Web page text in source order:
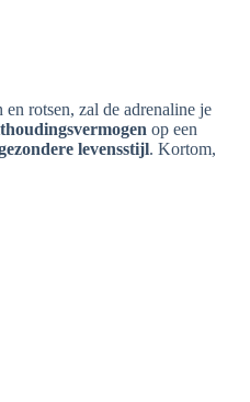
rotsen, zal de adrenaline je
op een
levensstijl. Kortom,